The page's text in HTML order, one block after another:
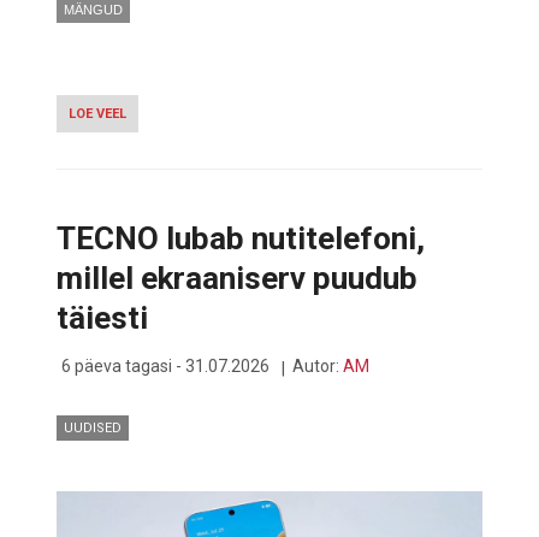
MÄNGUD
LOE VEEL
UUS
MOEMAJA
EKRAANILE
TECNO lubab nutitelefoni,
millel ekraaniserv puudub
täiesti
6 päeva tagasi - 31.07.2026 Autor: AM
UUDISED